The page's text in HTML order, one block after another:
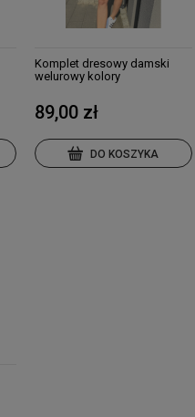
Komplet dresowy damski
welurowy kolory
89,00 zł
DO KOSZYKA